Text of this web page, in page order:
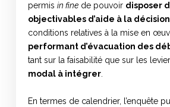
permis in finede pouvoir disposer
objectivables d’aide à la décision
conditions relatives à la mise en
performant d’évacuation des
tant sur la faisabilité que sur les
modal à intégrer.
En termes de calendrier, l’enquête